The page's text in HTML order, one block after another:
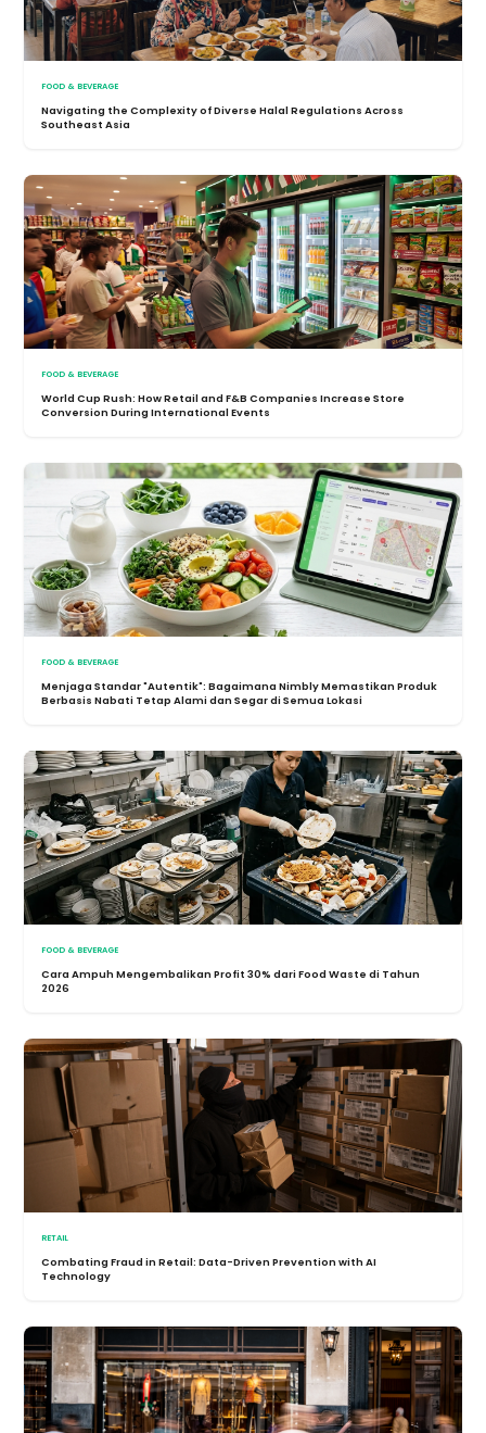
FOOD & BEVERAGE
Navigating the Complexity of Diverse Halal Regulations Across
Southeast Asia
FOOD & BEVERAGE
World Cup Rush: How Retail and F&B Companies Increase Store
Conversion During International Events
FOOD & BEVERAGE
Menjaga Standar "Autentik": Bagaimana Nimbly Memastikan Produk
Berbasis Nabati Tetap Alami dan Segar di Semua Lokasi
FOOD & BEVERAGE
Cara Ampuh Mengembalikan Profit 30% dari Food Waste di Tahun
2026
RETAIL
Combating Fraud in Retail: Data-Driven Prevention with AI
Technology